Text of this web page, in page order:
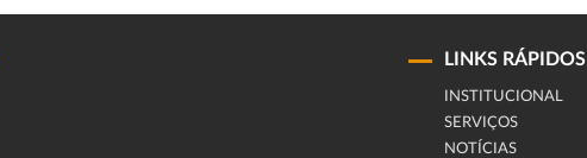
LINKS RÁPIDOS
INSTITUCIONAL
SERVIÇOS
NOTÍCIAS